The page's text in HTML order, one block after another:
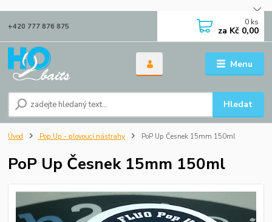
Menu
Hledat
+420 777 876 875 0 ks
za Kč 0,00
Úvod Pop Up - plovoucí nástrahy PoP Up Česnek 15mm 150ml
PoP Up Česnek 15mm 150ml